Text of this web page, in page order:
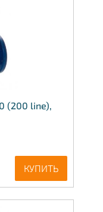
(200 line),
КУПИТЬ